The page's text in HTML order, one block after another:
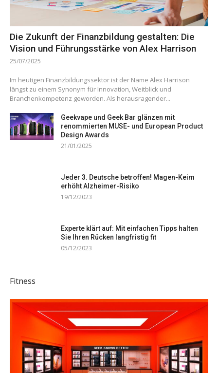
Die Zukunft der Finanzbildung gestalten: Die
Vision und Führungsstärke von Alex Harrison
25/07/2025
Im heutigen Finanzbildungssektor ist der Name Alex Harrison
längst zu einem Synonym für Innovation, Weitblick und
Branchenkompetenz geworden. Als herausragender...
Geekvape und Geek Bar glänzen mit
renommierten MUSE- und European Product
Design Awards
21/01/2025
Jeder 3. Deutsche betroffen! Magen-Keim
erhöht Alzheimer-Risiko
19/12/2023
Experte klärt auf: Mit einfachen Tipps halten
Sie Ihren Rücken langfristig fit
05/12/2023
Fitness